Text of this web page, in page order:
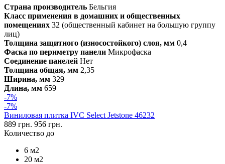
Страна производитель Бельгия
Класс применения в домашних и общественных
помещениях 32 (общественный кабинет на большую группу
лиц)
Толщина защитного (износостойкого) слоя, мм 0,4
Фаска по периметру панели Микрофаска
Соединение панелей Нет
Толщина общая, мм 2,35
Ширина, мм 329
Длина, мм 659
-7%
-7%
Виниловая плитка IVC Select Jetstone 46232
889 грн. 956 грн.
Количество до
6 м2
20 м2